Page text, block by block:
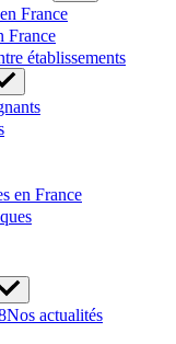
France
France
établissements
en France
Nos actualités